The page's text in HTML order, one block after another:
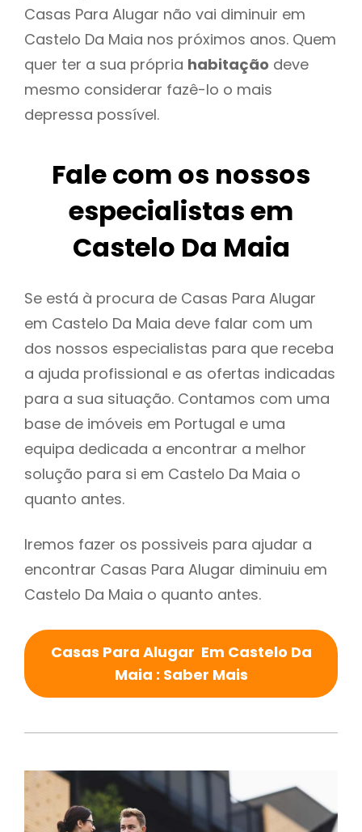
Casas Para Alugar não vai diminuir em
Castelo Da Maia nos próximos anos. Quem
quer ter a sua própria habitação deve
mesmo considerar fazê-lo o mais
depressa possível.
Fale com os nossos
especialistas em
Castelo Da Maia
Se está à procura de Casas Para Alugar
em Castelo Da Maia deve falar com um
dos nossos especialistas para que receba
a ajuda profissional e as ofertas indicadas
para a sua situação. Contamos com uma
base de imóveis em Portugal e uma
equipa dedicada a encontrar a melhor
solução para si em Castelo Da Maia o
quanto antes.
Iremos fazer os possiveis para ajudar a
encontrar Casas Para Alugar diminuiu em
Castelo Da Maia o quanto antes.
Casas Para Alugar Em Castelo Da
Maia : Saber Mais